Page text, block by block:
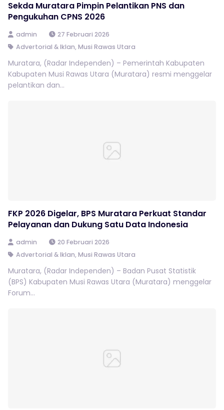
Sekda Muratara Pimpin Pelantikan PNS dan
Pengukuhan CPNS 2026
admin
27 Februari 2026
Advertorial & Iklan, Musi Rawas Utara
Muratara, (Radar Independen) – Pemerintah Kabupaten
Kabupaten Musi Rawas Utara (Muratara) resmi menggelar
pelantikan dan...
FKP 2026 Digelar, BPS Muratara Perkuat Standar
Pelayanan dan Dukung Satu Data Indonesia
admin
20 Februari 2026
Advertorial & Iklan, Musi Rawas Utara
Muratara, (Radar Independen) – Badan Pusat Statistik
(BPS) Kabupaten Musi Rawas Utara (Muratara) menggelar
Forum...